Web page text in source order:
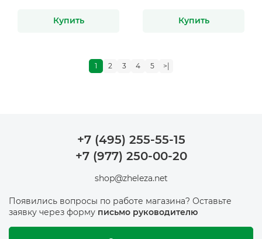
Купить Купить
1 2 3 4 5 >|
+7 (495) 255-55-15
+7 (977) 250-00-20
shop@zheleza.net
Появились вопросы по работе магазина? Оставьте
заявку через форму письмо руководителю